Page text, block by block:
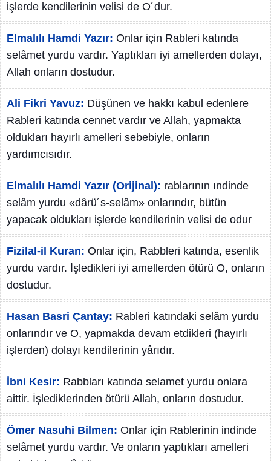
işlerde kendilerinin velisi de O´dur.
Elmalılı Hamdi Yazır: Onlar için Rableri katında
selâmet yurdu vardır. Yaptıkları iyi amellerden dolayı,
Allah onların dostudur.
Ali Fikri Yavuz: Düşünen ve hakkı kabul edenlere
Rableri katında cennet vardır ve Allah, yapmakta
oldukları hayırlı amelleri sebebiyle, onların
yardımcısıdır.
Elmalılı Hamdi Yazır (Orijinal): rablarının ındinde
selâm yurdu «dârü´s-selâm» onlarındır, bütün
yapacak oldukları işlerde kendilerinin velisi de odur
Fizilal-il Kuran: Onlar için, Rabbleri katında, esenlik
yurdu vardır. İşledikleri iyi amellerden ötürü O, onların
dostudur.
Hasan Basri Çantay: Rableri katındaki selâm yurdu
onlarındır ve O, yapmakda devam etdikleri (hayırlı
işlerden) dolayı kendilerinin yârıdır.
İbni Kesir: Rabbları katında selamet yurdu onlara
aittir. İşlediklerinden ötürü Allah, onların dostudur.
Ömer Nasuhi Bilmen: Onlar için Rablerinin indinde
selâmet yurdu vardır. Ve onların yaptıkları amelleri